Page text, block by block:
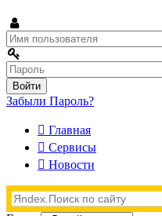
Забыли Пароль?
Главная
Сервисы
Новости